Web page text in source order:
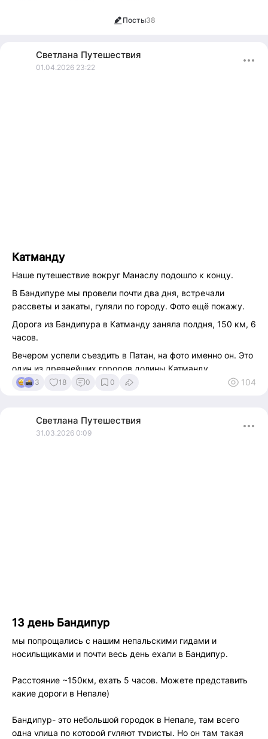
Посты38
Светлана Путешествия
01.04.2026 23:22
Катманду
Наше путешествие вокруг Манаслу подошло к концу.
В Бандипуре мы провели почти два дня, встречали
рассветы и закаты, гуляли по городу. Фото ещё покажу.
Дорога из Бандипура в Катманду заняла полдня, 150 км, 6
часов.
Вечером успели съездить в Патан, на фото именно он. Это
один из древнейших городов долины Катманду,
основанный примерно в III веке до н. э. Название
создавали бронзовые статуи, резьбу по дереву и камню.
3 18 0 0 104
Светлана Путешествия
31.03.2026 0:09
13 день Бандипур
мы попрощались с нашим непальскими гидами и
носильщиками и почти весь день ехали в Бандипур.
Расстояние ~150км, ехать 5 часов. Можете представить
какие дороги в Непале)
Бандипур- это небольшой городок в Непале, там всего
одна улица по которой гуляют туристы. Но он там такая